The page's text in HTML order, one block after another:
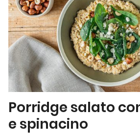
Porridge salato
e spinacino